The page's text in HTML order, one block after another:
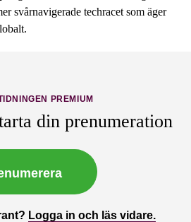
svårnavigerade techracet som äger
PREMIUM
din prenumeration
Logga in och läs vidare.